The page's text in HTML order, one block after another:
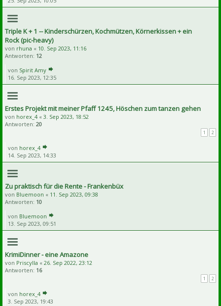
Triple K + 1 -- Kinderschürzen, Kochmützen, Körnerkissen + ein
Rock (pic-heavy)
von rhuna « 10. Sep 2023, 11:16
Antworten: 12
von Spirit Amy
16. Sep 2023, 12:35
Erstes Projekt mit meiner Pfaff 1245, Höschen zum tanzen gehen
von horex_4 « 3. Sep 2023, 18:52
Antworten: 20
1 2
von horex_4
14. Sep 2023, 14:33
Zu praktisch für die Rente - Frankenbüx
von Bluemoon « 11. Sep 2023, 09:38
Antworten: 10
von Bluemoon
13. Sep 2023, 09:51
KrimiDinner - eine Amazone
von Priscylla « 26. Sep 2022, 23:12
Antworten: 16
1 2
von horex_4
3. Sep 2023, 19:43